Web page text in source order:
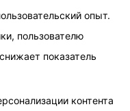
опыт.
пользователю
показатель
контента